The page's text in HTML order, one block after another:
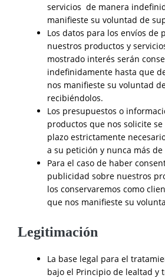
servicios de manera
manifieste su voluntad de
Los datos para los envíos de
nuestros productos y
mostrado interés serán
indefinidamente hasta que
nos manifieste su voluntad
recibiéndolos.
Los presupuestos o
productos que nos solicite
plazo estrictamente
a su petición y nunca más de
Para el caso de haber
publicidad sobre nuestros
los conservaremos como
que nos manifieste su
Legitimación
La base legal para el
bajo el Principio de lealtad y